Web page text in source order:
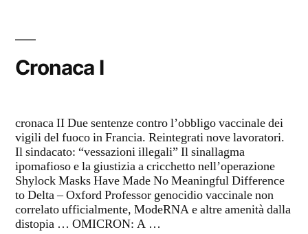
Cronaca I
cronaca II Due sentenze contro l’obbligo vaccinale dei
vigili del fuoco in Francia. Reintegrati nove lavoratori.
Il sindacato: “vessazioni illegali” Il sinallagma
ipomafioso e la giustizia a cricchetto nell’operazione
Shylock Masks Have Made No Meaningful Difference
to Delta – Oxford Professor genocidio vaccinale non
correlato ufficialmente, ModeRNA e altre amenità dalla
distopia … OMICRON: A …